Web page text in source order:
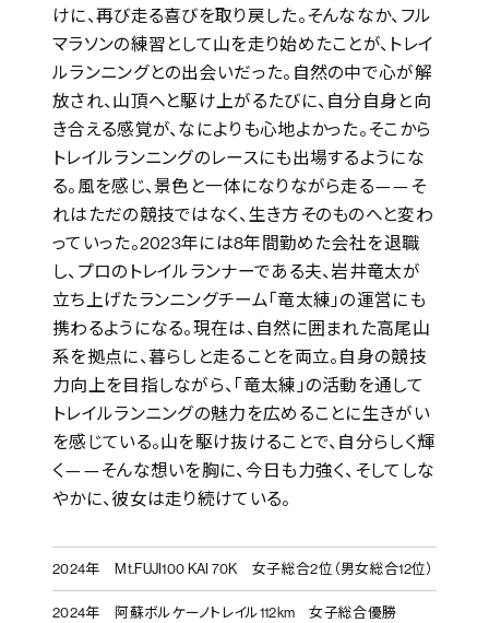
けに、再び走る喜びを取り戻した。そんななか、フル
マラソンの練習として山を走り始めたことが、トレイ
ルランニングとの出会いだった。自然の中で心が解
放され、山頂へと駆け上がるたびに、自分自身と向
き合える感覚が、なによりも心地よかった。そこから
トレイルランニングのレースにも出場するようにな
る。風を感じ、景色と一体になりながら走る——そ
れはただの競技ではなく、生き方そのものへと変わ
っていった。2023年には8年間勤めた会社を退職
し、プロのトレイルランナーである夫、岩井竜太が
立ち上げたランニングチーム「竜太練」の運営にも
携わるようになる。現在は、自然に囲まれた高尾山
系を拠点に、暮らしと走ることを両立。自身の競技
力向上を目指しながら、「竜太練」の活動を通して
トレイルランニングの魅力を広めることに生きがい
を感じている。山を駆け抜けることで、自分らしく輝
く——そんな想いを胸に、今日も力強く、そしてしな
やかに、彼女は走り続けている。
2024年 Mt.FUJI100 KAI 70K 女子総合2位（男女総合12位）
2024年 阿蘇ボルケーノトレイル112km 女子総合優勝